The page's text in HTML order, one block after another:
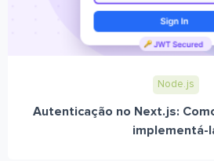
Node.js
Autenticação no Next.js:
implementá-